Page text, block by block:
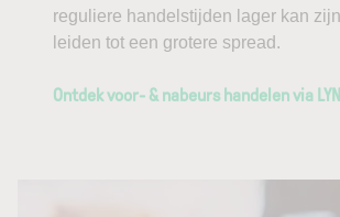
reguliere handelstijden lager kan
leiden tot een grotere spread.
Ontdek voor- & nabeurs handelen via